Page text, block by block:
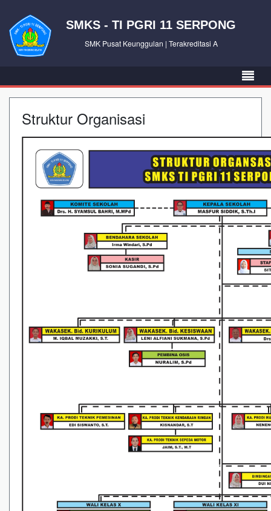
SMKS - TI PGRI 11 SERPONG
SMK Pusat Keunggulan | Terakreditasi A
Struktur Organisasi